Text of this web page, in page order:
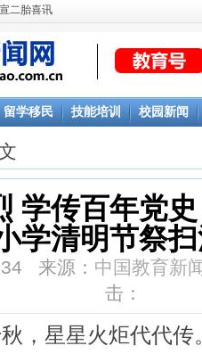
二胎喜讯
留学移民 技能培训 校园新闻
学传百年党
学清明节祭
来源： 中国教育新
击：
星星火炬代代传